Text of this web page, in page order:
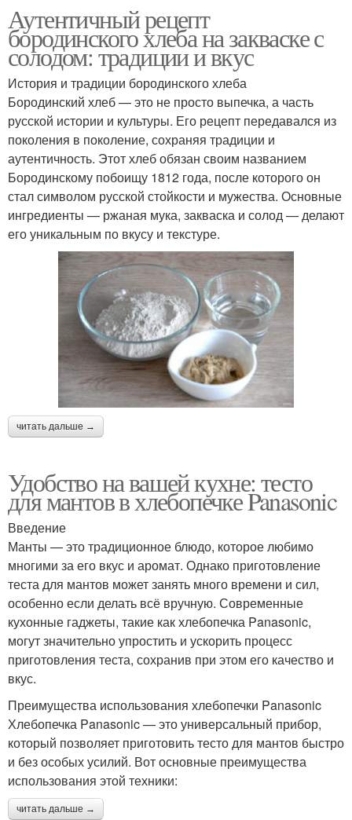
Аутентичный рецепт
бородинского хлеба на закваске с
солодом: традиции и вкус
История и традиции бородинского хлеба
Бородинский хлеб — это не просто выпечка, а часть
русской истории и культуры. Его рецепт передавался из
поколения в поколение, сохраняя традиции и
аутентичность. Этот хлеб обязан своим названием
Бородинскому побоищу 1812 года, после которого он
стал символом русской стойкости и мужества. Основные
ингредиенты — ржаная мука, закваска и солод — делают
его уникальным по вкусу и текстуре.
читать дальше →
Удобство на вашей кухне: тесто
для мантов в хлебопечке Panasonic
Введение
Манты — это традиционное блюдо, которое любимо
многими за его вкус и аромат. Однако приготовление
теста для мантов может занять много времени и сил,
особенно если делать всё вручную. Современные
кухонные гаджеты, такие как хлебопечка Panasonic,
могут значительно упростить и ускорить процесс
приготовления теста, сохранив при этом его качество и
вкус.
Преимущества использования хлебопечки Panasonic
Хлебопечка Panasonic — это универсальный прибор,
который позволяет приготовить тесто для мантов быстро
и без особых усилий. Вот основные преимущества
использования этой техники:
читать дальше →